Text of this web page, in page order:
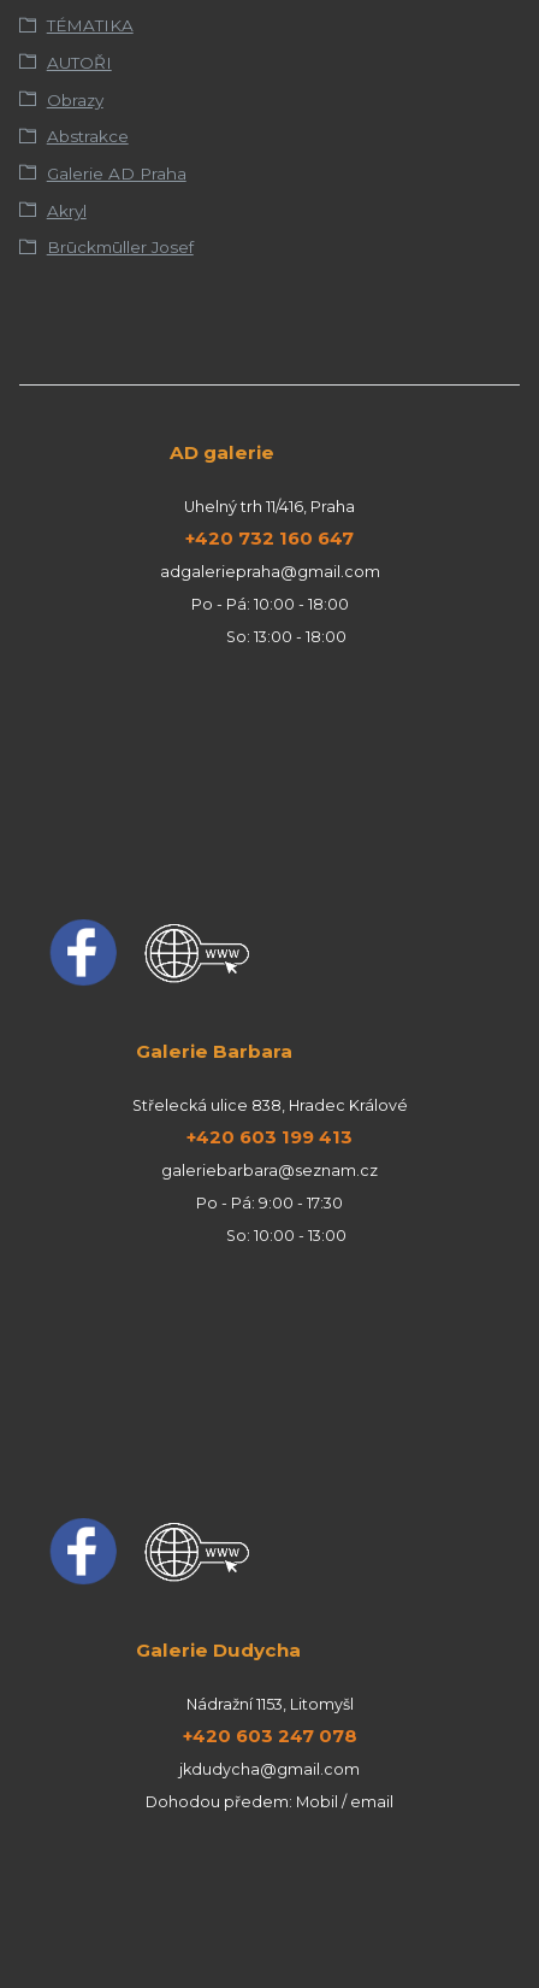
TÉMATIKA
AUTOŘI
Obrazy
Abstrakce
Galerie AD Praha
Akryl
Brūckmūller Josef
AD galerie
Uhelný trh 11/416, Praha
+420 732 160 647
adgaleriepraha@gmail.com
Po - Pá: 10:00 - 18:00
So: 13:00 - 18:00
Galerie Barbara
Střelecká ulice 838, Hradec Králové
+420 603 199 413
galeriebarbara@seznam.cz
Po - Pá: 9:00 - 17:30
So: 10:00 - 13:00
Galerie Dudycha
Nádražní 1153, Litomyšl
+420 603 247 078
jkdudycha@gmail.com
Dohodou předem: Mobil / email